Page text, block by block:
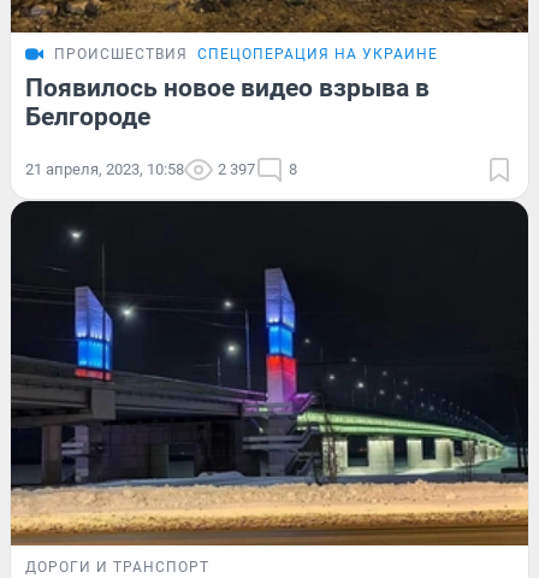
ПРОИСШЕСТВИЯ СПЕЦОПЕРАЦИЯ НА УКРАИНЕ
Появилось новое видео взрыва в
Белгороде
21 апреля, 2023, 10:58 2 397 8
ДОРОГИ И ТРАНСПОРТ